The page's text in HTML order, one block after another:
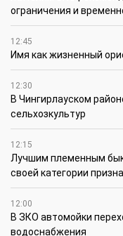
ограничения и
12:45
Имя как жизненный
12:30
В Чингирлауском
сельхозкультур
12:15
Лучшим племенным
своей категории
12:00
В ЗКО автомойки
водоснабжения